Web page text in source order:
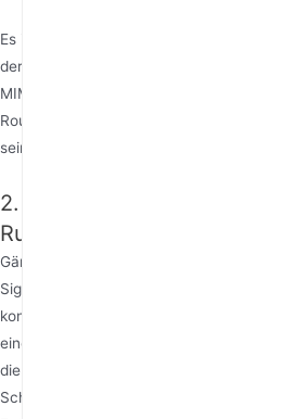
Es ist wichtig klarzustellen, dass die
der Signalstärke entspricht. Mehrere
MIMO-Technologie, und die
Routers und den Fähigkeiten des
sein.
2.
Rundstrahl- und
Gängige Heimrouter verwenden meist
Signalabstrahlungsmuster sich horizontal
konzentrischen Kreisen ausbreitet,
eine vollständige Abdeckung benötigen.
die Energie innerhalb eines bestimmten
Scheinwerfer, und erreichen eine